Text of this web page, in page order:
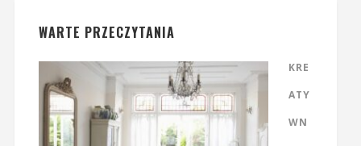
WARTE PRZECZYTANIA
KRE
ATY
WN